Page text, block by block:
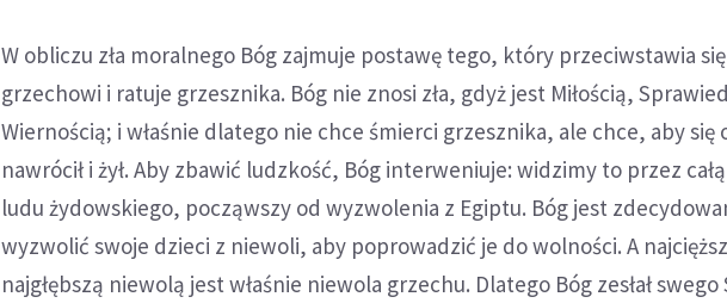
W obliczu zła moralnego Bóg zajmuje postawę tego, który przeciwstawia się
grzechowi i ratuje grzesznika. Bóg nie znosi zła, gdyż jest Miłością,
Wiernością; i właśnie dlatego nie chce śmierci grzesznika, ale chce, aby się
nawrócił i żył. Aby zbawić ludzkość, Bóg interweniuje: widzimy to przez
ludu żydowskiego, począwszy od wyzwolenia z Egiptu. Bóg jest
wyzwolić swoje dzieci z niewoli, aby poprowadzić je do wolności. A
najgłębszą niewolą jest właśnie niewola grzechu. Dlatego Bóg zesłał swego